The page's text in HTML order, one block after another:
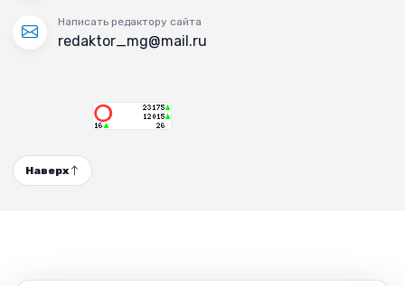
Написать редактору сайта
redaktor_mg@mail.ru
Наверх